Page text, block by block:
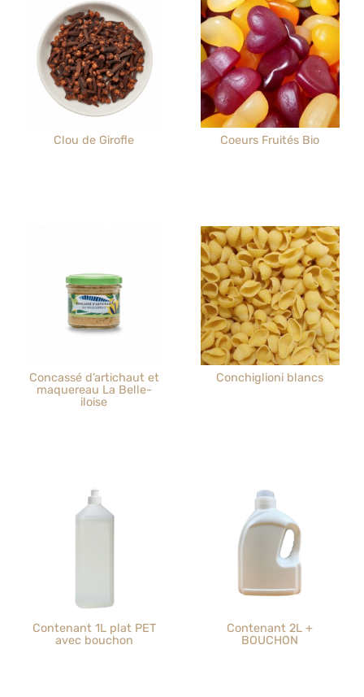
Clou de Girofle Coeurs Fruités Bio
Concassé d’artichaut et
maquereau La Belle-
iloise
Conchiglioni blancs
Contenant 1L plat PET
avec bouchon
Contenant 2L +
BOUCHON